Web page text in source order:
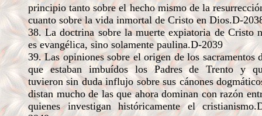
principio tanto sobre el hecho mismo de la
cuanto sobre la vida inmortal de Cristo en Dios.D-
38. La doctrina sobre la muerte expiatoria de Cristo
es evangélica, sino solamente paulina.D-2039
39. Las opiniones sobre el origen de los sacramentos
que estaban imbuídos los Padres de Trento y
tuvieron sin duda influjo sobre sus cánones
distan mucho de las que ahora dominan con razón
quienes investigan históricamente el